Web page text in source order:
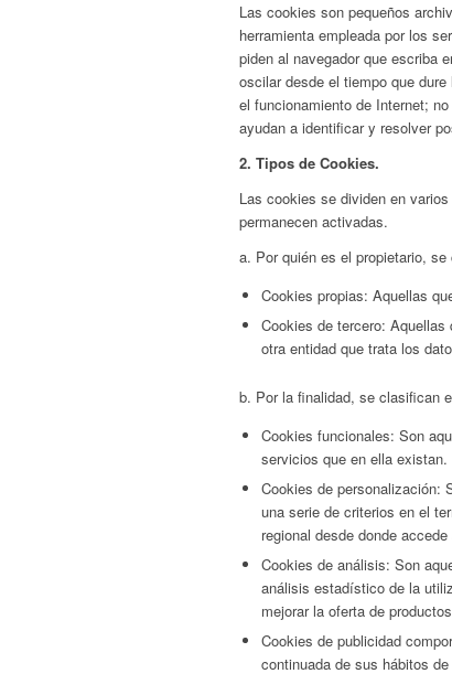
Las cookies son pequeños
herramienta empleada por los
piden al navegador que escriba
oscilar desde el tiempo que
el funcionamiento de Internet;
ayudan a identificar y resolver
2. Tipos de Cookies.
Las cookies se dividen en
permanecen activadas.
a. Por quién es el propietario,
Cookies propias: Aquellas
Cookies de tercero:
otra entidad que trata los
b. Por la finalidad, se clasifican
Cookies funcionales: Son
servicios que en ella existan.
Cookies de personalización:
una serie de criterios en el
regional desde donde
Cookies de análisis: Son
análisis estadístico de la
mejorar la oferta de
Cookies de publicidad
continuada de sus hábitos